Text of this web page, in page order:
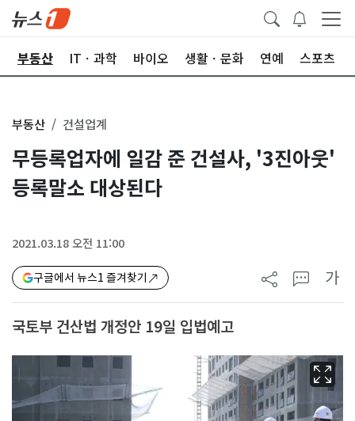
부동산 ITㆍ과학 바이오 생활ㆍ문화 연예 스포츠
부동산 건설업계
무등록업자에 일감 준 건설사, '3진아웃'
등록말소 대상된다
2021.03.18 오전 11:00
구글에서 뉴스1 즐겨찾기 가
국토부 건산법 개정안 19일 입법예고